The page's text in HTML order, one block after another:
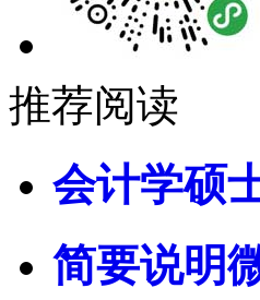
推荐阅读
会计学硕
简要说明